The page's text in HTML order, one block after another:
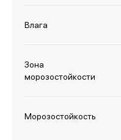
Влага
Зона
морозостойкости
Морозостойкость